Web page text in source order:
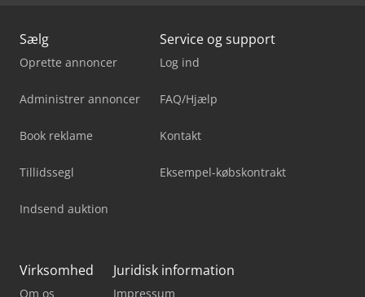
Sælg
Oprette annoncer
Administrer annoncer
Book reklame
Tillidssegl
Indsend auktion
Service og support
Log ind
FAQ/Hjælp
Kontakt
Eksempel-købskontrakt
Virksomhed
Om os
Juridisk information
Impressum